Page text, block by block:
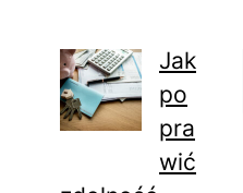
Jak
po
pra
wić